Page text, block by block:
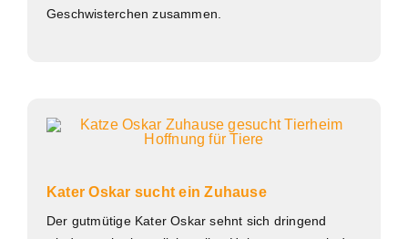
Geschwisterchen zusammen.
Kater Oskar sucht ein Zuhause
Der gutmütige Kater Oskar sehnt sich dringend